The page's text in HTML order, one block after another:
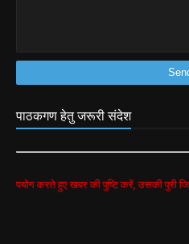
पाठकगण हेतु जरूरी संदेश
खबर की पुष्टि करें, उसकी पुरी